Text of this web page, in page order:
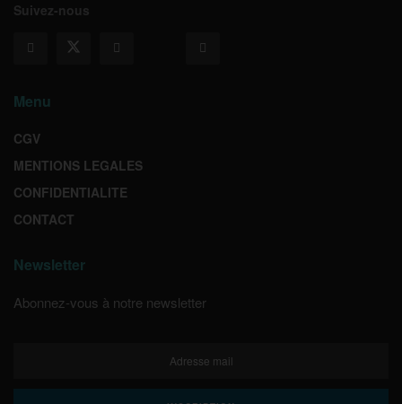
Suivez-nous
Menu
CGV
MENTIONS LEGALES
CONFIDENTIALITE
CONTACT
Newsletter
Abonnez-vous à notre newsletter